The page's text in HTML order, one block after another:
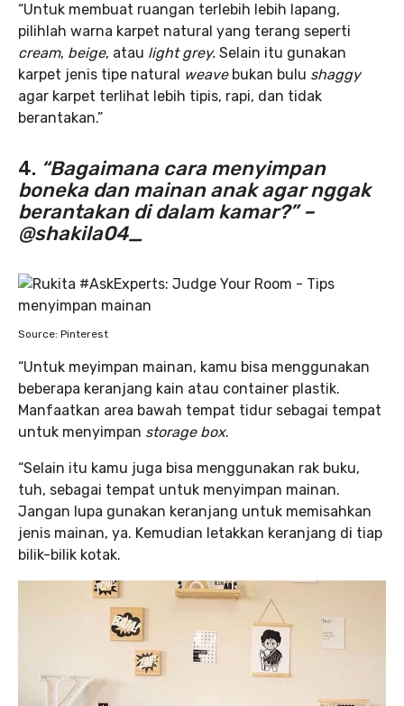
“Untuk membuat ruangan terlebih lebih lapang,
pilihlah warna karpet natural yang terang seperti
cream, beige, atau light grey. Selain itu gunakan
karpet jenis tipe natural weavebukan bulu shaggy
agar karpet terlihat lebih tipis, rapi, dan tidak
berantakan.”
4. “Bagaimana cara menyimpan
boneka dan mainan anak agar nggak
berantakan di dalam kamar?” –
@shakila04_
Source: Pinterest
“Untuk meyimpan mainan, kamu bisa menggunakan
beberapa keranjang kain atau container plastik.
Manfaatkan area bawah tempat tidur sebagai tempat
untuk menyimpan storage box.
“Selain itu kamu juga bisa menggunakan rak buku,
tuh, sebagai tempat untuk menyimpan mainan.
Jangan lupa gunakan keranjang untuk memisahkan
jenis mainan, ya. Kemudian letakkan keranjang di tiap
bilik-bilik kotak.